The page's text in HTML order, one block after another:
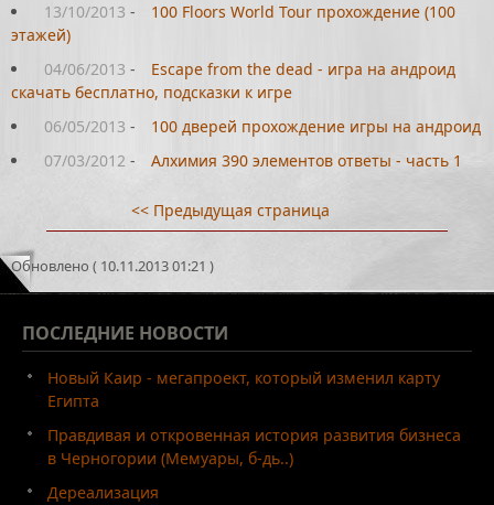
13/10/2013 -
100 Floors World Tour прохождение (100
этажей)
04/06/2013 -
Escape from the dead - игра на андроид
скачать бесплатно, подсказки к игре
06/05/2013 -
100 дверей прохождение игры на андроид
07/03/2012 - Алхимия 390 элементов ответы - часть 1
<< Предыдущая страница
Обновлено ( 10.11.2013 01:21 )
ПОСЛЕДНИЕ НОВОСТИ
Новый Каир - мегапроект, который изменил карту
Египта
Правдивая и откровенная история развития бизнеса
в Черногории (Мемуары, б-дь..)
Дереализация